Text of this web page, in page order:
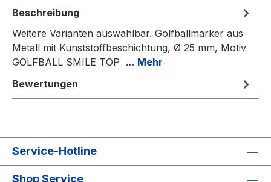
Beschreibung
Weitere Varianten auswählbar. Golfballmarker aus
Metall mit Kunststoffbeschichtung, Ø 25 mm, Motiv
GOLFBALL SMILE TOP … Mehr
Bewertungen
Service-Hotline
Shop Service